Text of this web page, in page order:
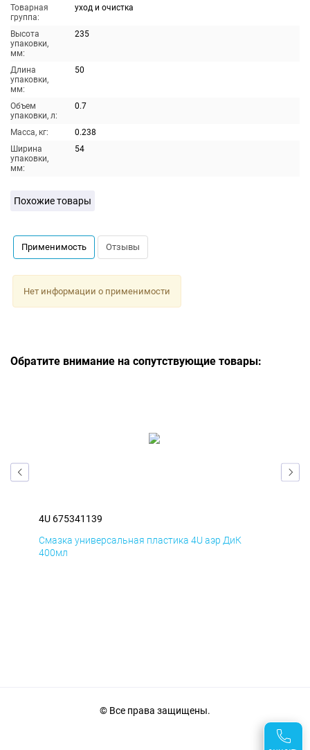
Товарная
группа:
уход и очистка
Высота
упаковки,
мм:
235
Длина
упаковки,
мм:
50
Объем
упаковки, л:
0.7
Масса, кг:
0.238
Ширина
упаковки,
мм:
54
Похожие товары
Применимость Отзывы
Нет информации о применимости
Обратите внимание на сопутствующие товары:
4U 675341139
Смазка универсальная пластика 4U аэр ДиК
400мл
© Все права защищены.